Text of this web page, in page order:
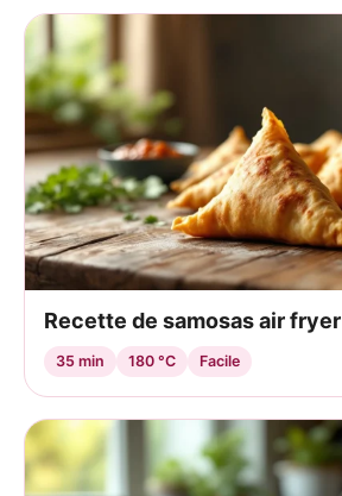
Recette de samosas air fryer
35 min 180 °C Facile